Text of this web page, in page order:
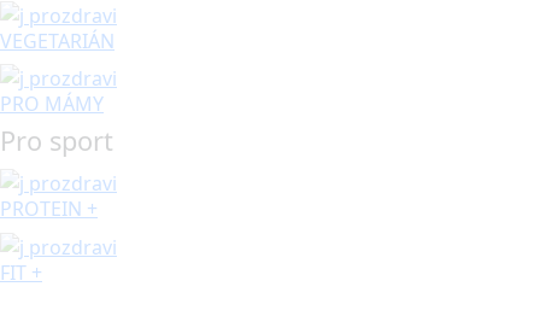
VEGETARIÁN
PRO MÁMY
Pro sport
PROTEIN +
FIT +